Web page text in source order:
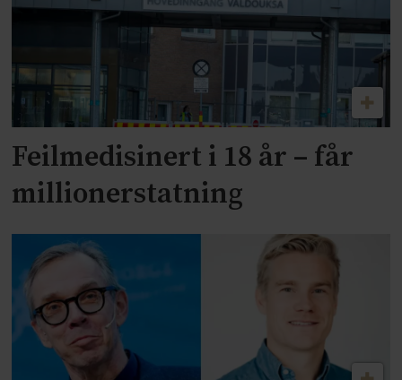
Feilmedisinert i 18 år – får
millionerstatning